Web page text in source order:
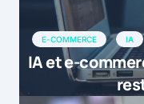
E-COMMERCE IA
IA et e-